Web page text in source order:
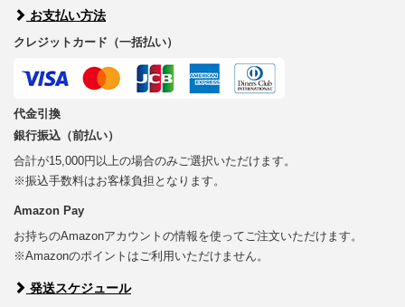
お支払い方法
クレジットカード（一括払い）
代金引換
銀行振込（前払い）
合計が15,000円以上の場合のみご選択いただけます。
※振込手数料はお客様負担となります。
Amazon Pay
お持ちのAmazonアカウントの情報を使ってご注文いただけます。
※Amazonのポイントはご利用いただけません。
発送スケジュール